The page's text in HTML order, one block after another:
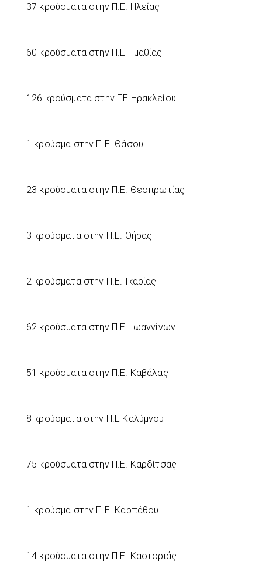
37 κρούσματα στην Π.Ε. Ηλείας
60 κρούσματα στην Π.Ε Ημαθίας
126 κρούσματα στην ΠΕ Ηρακλείου
1 κρούσμα στην Π.Ε. Θάσου
23 κρούσματα στην Π.Ε. Θεσπρωτίας
3 κρούσματα στην Π.Ε. Θήρας
2 κρούσματα στην Π.Ε. Ικαρίας
62 κρούσματα στην Π.Ε. Ιωαννίνων
51 κρούσματα στην Π.Ε. Καβάλας
8 κρούσματα στην Π.Ε Καλύμνου
75 κρούσματα στην Π.Ε. Καρδίτσας
1 κρούσμα στην Π.Ε. Καρπάθου
14 κρούσματα στην Π.Ε. Καστοριάς